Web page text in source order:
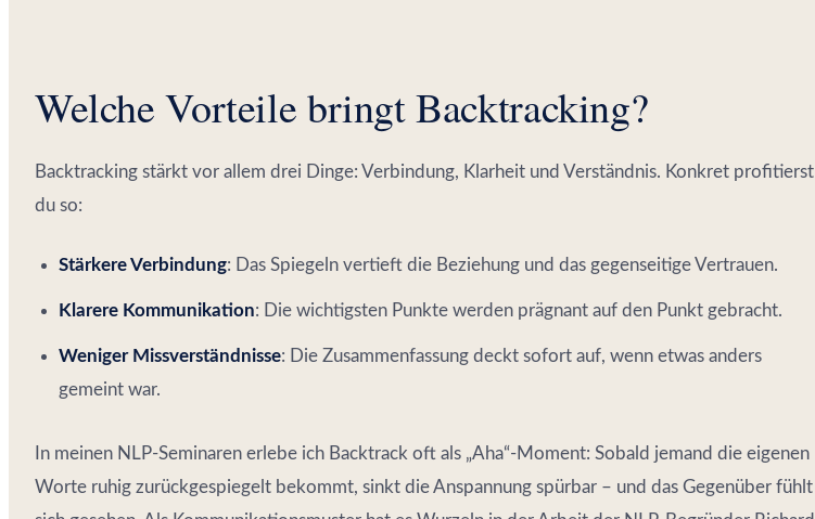
Welche Vorteile bringt Backtracking?
Backtracking stärkt vor allem drei Dinge: Verbindung, Klarheit und Verständnis. Konkret profitierst
du so:
Stärkere Verbindung: Das Spiegeln vertieft die Beziehung und das gegenseitige Vertrauen.
Klarere Kommunikation: Die wichtigsten Punkte werden prägnant auf den Punkt gebracht.
Weniger Missverständnisse: Die Zusammenfassung deckt sofort auf, wenn etwas anders
gemeint war.
In meinen NLP-Seminaren erlebe ich Backtrack oft als „Aha“-Moment: Sobald jemand die eigenen
Worte ruhig zurückgespiegelt bekommt, sinkt die Anspannung spürbar – und das Gegenüber fühlt